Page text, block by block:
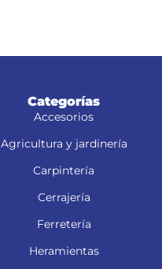
Categorías
Accesorios
Agricultura y jardinería
Carpintería
Cerrajería
Ferretería
Heramientas